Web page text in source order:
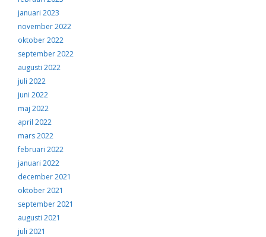
januari 2023
november 2022
oktober 2022
september 2022
augusti 2022
juli 2022
juni 2022
maj 2022
april 2022
mars 2022
februari 2022
januari 2022
december 2021
oktober 2021
september 2021
augusti 2021
juli 2021